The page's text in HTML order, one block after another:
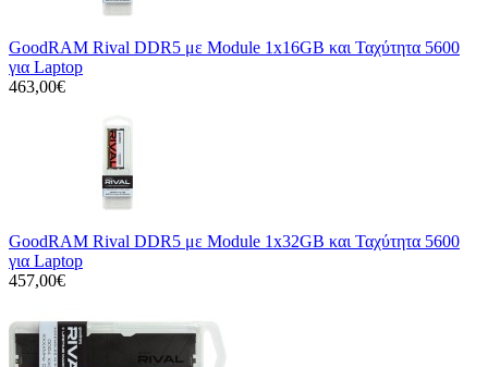
GoodRAM Rival DDR5 με Module 1x16GB και Ταχύτητα 5600
για Laptop
463,00€
GoodRAM Rival DDR5 με Module 1x32GB και Ταχύτητα 5600
για Laptop
457,00€